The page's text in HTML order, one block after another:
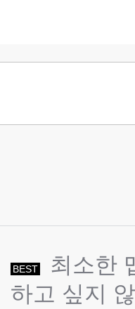
BEST
최소한
하고 싶지